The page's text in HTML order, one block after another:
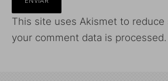
This site uses Akismet to reduce
your comment data is processed.